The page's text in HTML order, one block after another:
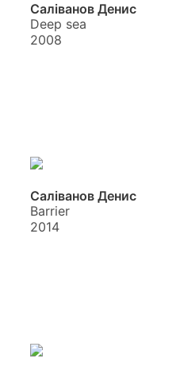
Саліванов Денис
Deep sea
2008
Саліванов Денис
Barrier
2014